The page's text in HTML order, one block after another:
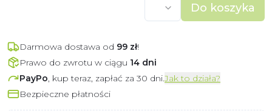
Do koszyka
Darmowa dostawa od 99 zł!
Prawo do zwrotu w ciągu 14 dni
PayPo, kup teraz, zapłać za 30 dni.Jak to działa?
Bezpieczne płatności